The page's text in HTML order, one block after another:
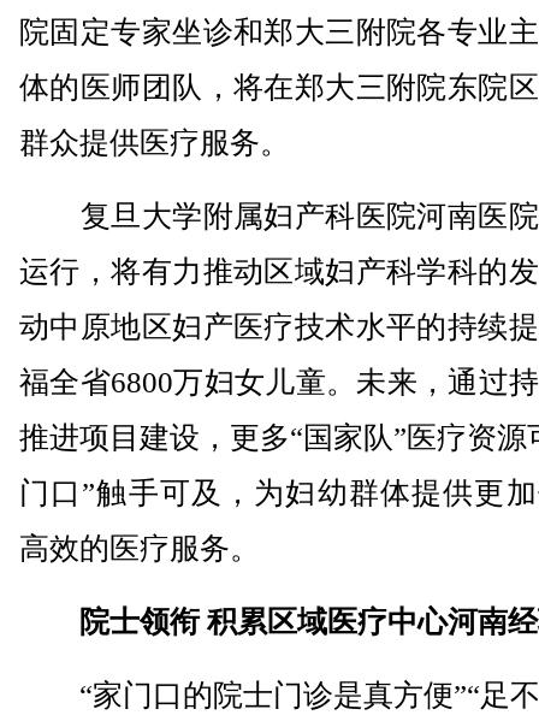
院固定专家坐诊和郑大三附院各专业
体的医师团队，将在郑大三附院东院
群众提供医疗服务。
复旦大学附属妇产科医院河南医
运行，将有力推动区域妇产科学科的
动中原地区妇产医疗技术水平的持续
福全省6800万妇女儿童。未来，通过
推进项目建设，更多“国家队”医疗资源
门口”触手可及，为妇幼群体提供更
高效的医疗服务。
院士领衔 积累区域医疗中心河南
“家门口的院士门诊是真方便”“足